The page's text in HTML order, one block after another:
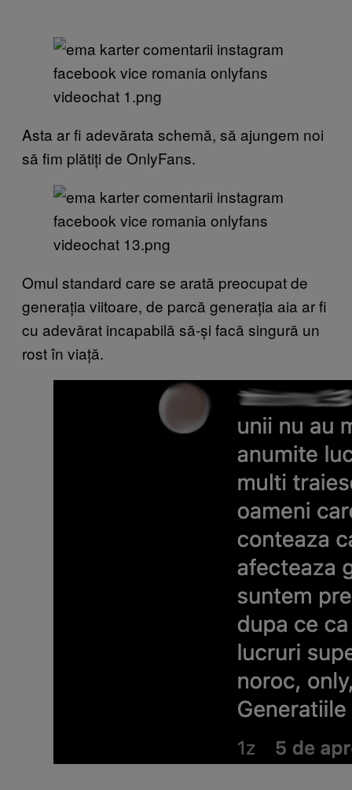
Asta ar fi adevărata schemă, să ajungem noi
să fim plătiți de OnlyFans.
Omul standard care se arată preocupat de
generația viitoare, de parcă generația aia ar fi
cu adevărat incapabilă să-și facă singură un
rost în viață.